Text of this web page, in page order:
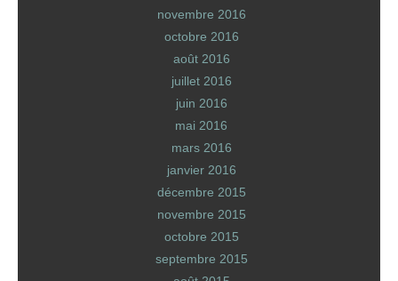
novembre 2016
octobre 2016
août 2016
juillet 2016
juin 2016
mai 2016
mars 2016
janvier 2016
décembre 2015
novembre 2015
octobre 2015
septembre 2015